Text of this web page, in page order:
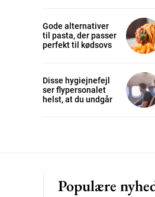
/ yearGode alternativer
til pasta, der passer
perfekt til kødsovs
Disse hygiejnefejl
ser flypersonalet
helst, at du undgår
Populære